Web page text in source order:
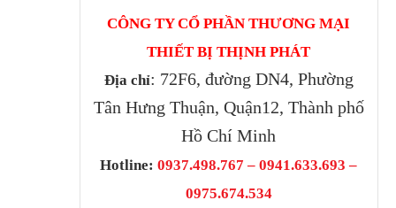
CÔNG TY CỔ PHẦN THƯƠNG MẠI
THIẾT BỊ THỊNH PHÁT
Địa chỉ: 72F6, đường DN4, Phường
Tân Hưng Thuận, Quận12, Thành phố
Hồ Chí Minh
Hotline: 0937.498.767 – 0941.633.693 –
0975.674.534